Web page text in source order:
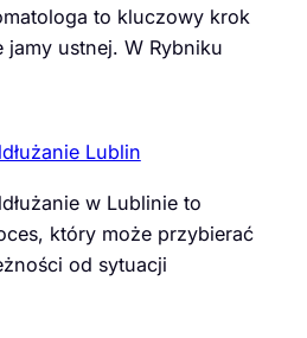
to kluczowy krok
ustnej. W Rybniku
Lublin
w Lublinie to
który może przybierać
od sytuacji